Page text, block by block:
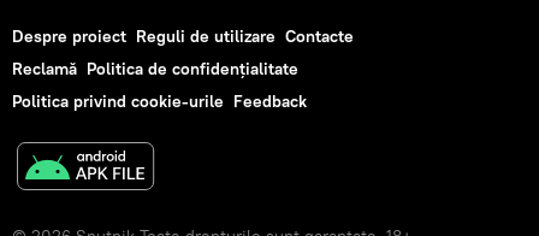
Despre proiect Reguli de utilizare Contacte
Reclamă Politica de confidențialitate
Politica privind cookie-urile Feedback